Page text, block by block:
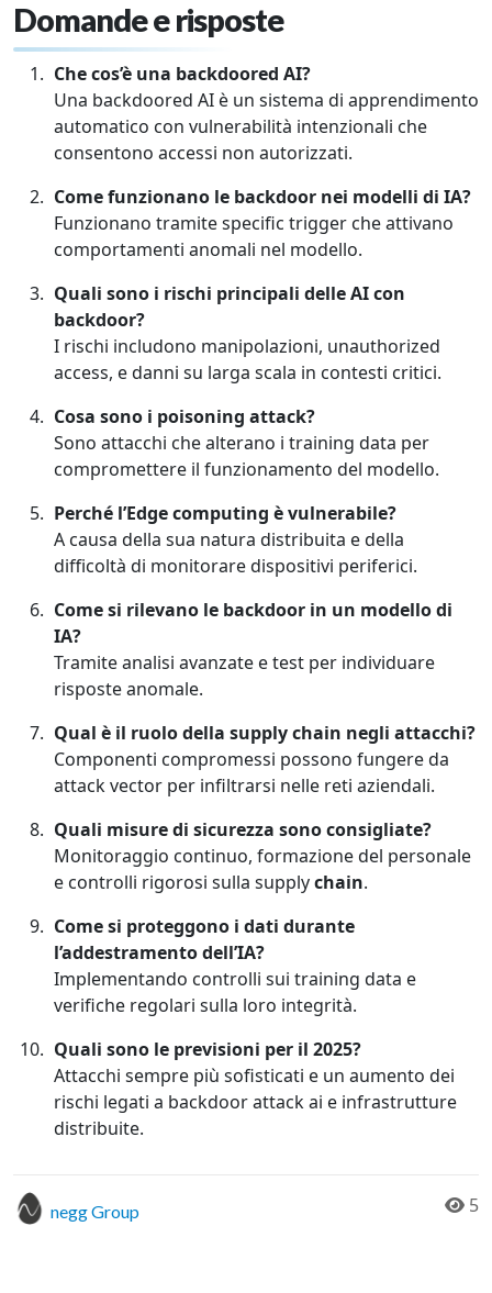
Domande e risposte
Che cos’è una backdoored AI?
Una backdoored AI è un sistema di apprendimento
automatico con vulnerabilità intenzionali che
consentono accessi non autorizzati.
Come funzionano le backdoor nei modelli di IA?
Funzionano tramite specific trigger che attivano
comportamenti anomali nel modello.
Quali sono i rischi principali delle AI con
backdoor?
I rischi includono manipolazioni, unauthorized
access, e danni su larga scala in contesti critici.
Cosa sono i poisoning attack?
Sono attacchi che alterano i training data per
compromettere il funzionamento del modello.
Perché l’Edge computing è vulnerabile?
A causa della sua natura distribuita e della
difficoltà di monitorare dispositivi periferici.
Come si rilevano le backdoor in un modello di
IA?
Tramite analisi avanzate e test per individuare
risposte anomale.
Qual è il ruolo della supply chain negli attacchi?
Componenti compromessi possono fungere da
attack vector per infiltrarsi nelle reti aziendali.
Quali misure di sicurezza sono consigliate?
Monitoraggio continuo, formazione del personale
e controlli rigorosi sulla supplychain.
Come si proteggono i dati durante
l’addestramento dell’IA?
Implementando controlli sui training data e
verifiche regolari sulla loro integrità.
Quali sono le previsioni per il 2025?
Attacchi sempre più sofisticati e un aumento dei
rischi legati a backdoor attack ai e infrastrutture
distribuite.
negg Group 5